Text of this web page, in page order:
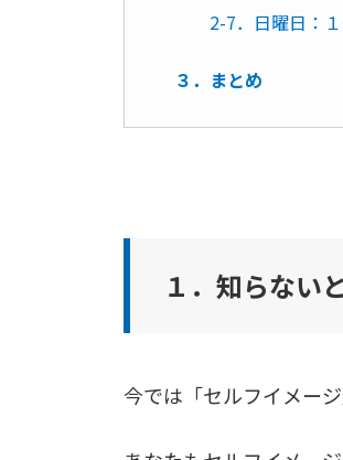
2-7．日曜日：
３．まとめ
１．知らない
今では「セルフイメー